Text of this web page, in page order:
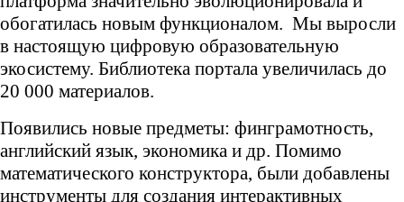
обогатилась новым функционалом. Мы выросли
в настоящую цифровую образовательную
экосистему. Библиотека портала увеличилась до
20 000 материалов.
Появились новые предметы: финграмотность,
английский язык, экономика и др. Помимо
математического конструктора, были добавлены
инструменты для создания интерактивных